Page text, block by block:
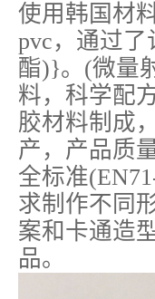
使用韩国材
pvc，通过
酯)}。(微量
料，科学配
胶材料制成
产，产品质
全标准
求制作不同
案和卡通造
品。